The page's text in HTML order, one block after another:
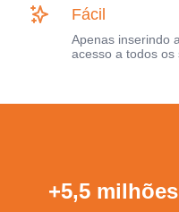
Fácil
Apenas inserindo
acesso a todos os
+5,5